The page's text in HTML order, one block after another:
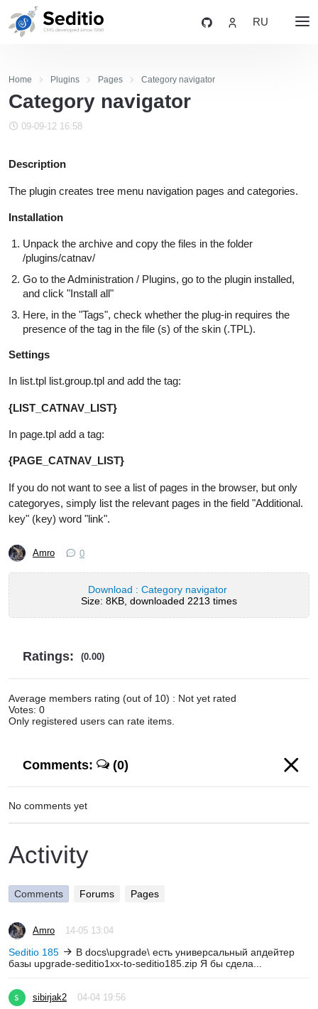
RU
Home Plugins Pages Category navigator
Category navigator
09-09-12 16:58
Description
The plugin creates tree menu navigation pages and categories.
Installation
Unpack the archive and copy the files in the folder
/plugins/catnav/
Go to the Administration / Plugins, go to the plugin installed,
and click "Install all"
Here, in the "Tags", check whether the plug-in requires the
presence of the tag in the file (s) of the skin (.TPL).
Settings
In list.tpl list.group.tpl and add the tag:
{LIST_CATNAV_LIST}
In page.tpl add a tag:
{PAGE_CATNAV_LIST}
If you do not want to see a list of pages in the browser, but only
categoryes, simply list the relevant pages in the field "Additional.
key" (key) word "link".
Amro 0
Download : Category navigator
Size: 8KB, downloaded 2213 times
Ratings: (0.00)
Average members rating (out of 10) : Not yet rated
Votes: 0
Only registered users can rate items.
Comments: (0)
No comments yet
Activity
Comments Forums Pages
Amro 14-05 13:04
Seditio 185
В docs\upgrade\ есть универсальный апдейтер
базы upgrade-seditio1xx-to-seditio185.zip Я бы сдела...
sibirjak2 04-04 19:56